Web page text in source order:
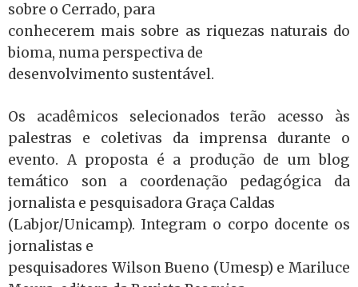
sobre o Cerrado, para
conhecerem mais sobre as riquezas naturais do
bioma, numa perspectiva de
desenvolvimento sustentável.
Os acadêmicos selecionados terão acesso às
palestras e coletivas da imprensa durante o
evento. A proposta é a produção de um blog
temático son a coordenação pedagógica da
jornalista e pesquisadora Graça Caldas
(Labjor/Unicamp). Integram o corpo docente os
jornalistas e
pesquisadores Wilson Bueno (Umesp) e Mariluce